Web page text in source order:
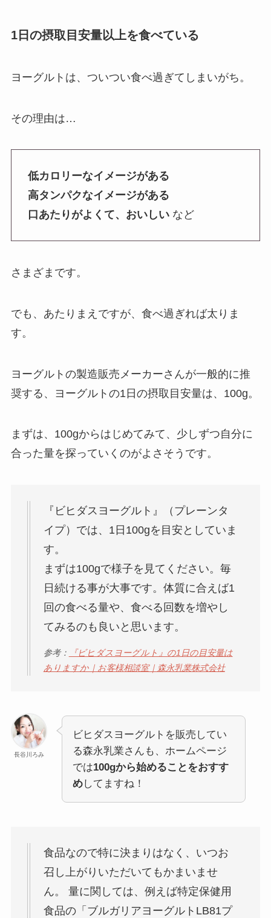
1日の摂取目安量以上を食べている
ヨーグルトは、ついつい食べ過ぎてしまいがち。
その理由は…
低カロリーなイメージがある
高タンパクなイメージがある
口あたりがよくて、おいしい など
さまざまです。
でも、あたりまえですが、食べ過ぎれば太りま
す。
ヨーグルトの製造販売メーカーさんが一般的に推
奨する、ヨーグルトの1日の摂取目安量は、100g。
まずは、100gからはじめてみて、少しずつ自分に
合った量を探っていくのがよさそうです。
『ビヒダスヨーグルト』（プレーンタ
イプ）では、1日100gを目安としていま
す。
まずは100gで様子を見てください。毎
日続ける事が大事です。体質に合えば1
回の食べる量や、食べる回数を増やし
てみるのも良いと思います。
参考：
『ビヒダスヨーグルト』の1日の目安量は
ありますか｜お客様相談室｜森永乳業株式会社
長谷川ろみ
ビヒダスヨーグルトを販売してい
る森永乳業さんも、ホームページ
では100gから始めることをおすす
めしてますね！
食品なので特に決まりはなく、いつお
召し上がりいただいてもかまいませ
ん。 量に関しては、例えば特定保健用
食品の「ブルガリアヨーグルトLB81プ